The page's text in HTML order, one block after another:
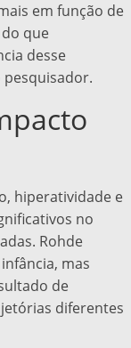
em função de
que
desse
pesquisador.
hiperatividade e
no
Rohde
mas
de
diferentes